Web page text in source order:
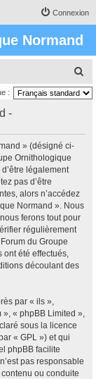
Connexion
Normand
e
:
-
» (désigné ci-
Ornithologique
légalement
pas d’être
alors n’accédez
Normand ». Nous
ferons tout pour
régulièrement
du Groupe
ont été effectués,
découlant des
par « ils »,
», « phpBB Limited »,
sous la licence
« GPL ») et qui
phpBB facilite
pas responsable
ou conduite